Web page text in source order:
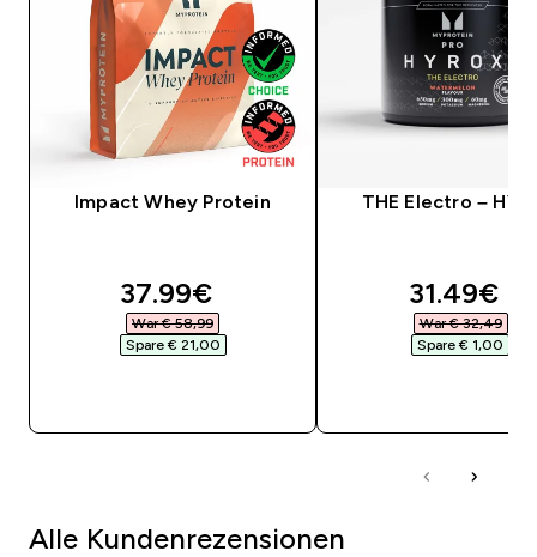
Impact Whey Protein
discounted price
37.99€‎
War € 58,99‎
Spare € 21,00‎
THE Electro –
31.49€‎
War € 32,49‎
Spare € 1,00‎
Alle Kundenrezensionen